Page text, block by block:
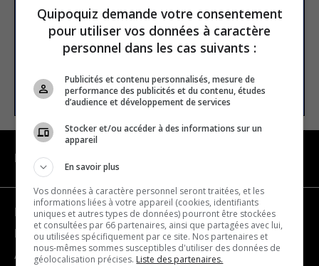
E-mail
S’INSCRIRE
NAVIGATION
Devenir partenaire
Nous joindre
À propos
Quipoquiz demande votre consentement
pour utiliser vos données à caractère
personnel dans les cas suivants :
Publicités et contenu personnalisés, mesure de
performance des publicités et du contenu, études
d’audience et développement de services
Stocker et/ou accéder à des informations sur un
appareil
En savoir plus
Vos données à caractère personnel seront traitées, et les
informations liées à votre appareil (cookies, identifiants
uniques et autres types de données) pourront être stockées
et consultées par 66 partenaires, ainsi que partagées avec lui,
ou utilisées spécifiquement par ce site. Nos partenaires et
nous-mêmes sommes susceptibles d'utiliser des données de
géolocalisation précises. Liste des partenaires.